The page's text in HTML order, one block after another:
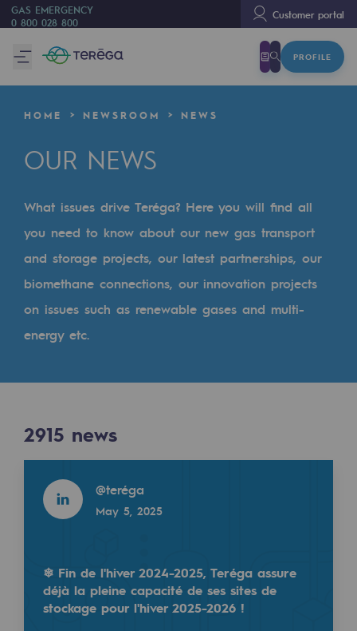
GAS EMERGENCY
0 800 028 800
Customer portal
PROFILE
We are
Teréga
Accelerator of energy transition
A local and European network
An adaptive and open organisation
An adaptive and open
Our culture and values
A certified organisation
Our organisation
Our organisation
Indicators
Institutional publications
HOME NEWSROOM NEWS
OUR NEWS
What issues drive Teréga? Here you will find all
you need to know about our new gas transport
and storage projects, our latest partnerships, our
biomethane connections, our innovation projects
on issues such as renewable gases and multi-
energy etc.
2915 news
@teréga
May 5, 2025
❄ Fin de l'hiver 2024-2025, Teréga assure
déjà la pleine capacité de ses sites de
stockage pour l'hiver 2025-2026 !